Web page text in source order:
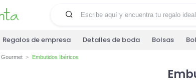
Regalos de empresa Detalles de boda Bolsas
Gourmet Embutidos Ibéricos